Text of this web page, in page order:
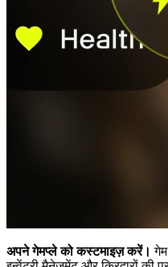
अपने गेमप्ले को कस्टमाइज़ करें।